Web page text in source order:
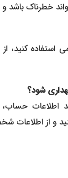
خطرناک
استفاده
شود؟
اطلاعات
و از اطلاعات